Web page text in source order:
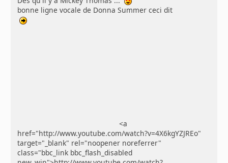
bonne ligne vocale de Donna Summer ceci dit
<a
href="http://www.youtube.com/watch?v=4X6kgYZJREo"
target="_blank" rel="noopener noreferrer"
class="bbc_link bbc_flash_disabled